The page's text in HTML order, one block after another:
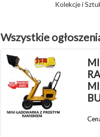
Kolekcje i
Wszystkie